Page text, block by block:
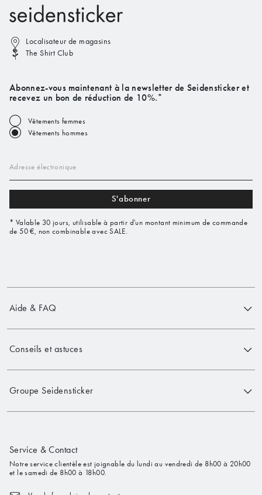
Localisateur de magasins
The Shirt Club
Abonnez-vous maintenant à la newsletter de Seidensticker et
recevez un bon de réduction de 10%.*
Vêtements femmes
Vêtements hommes
Adresse électronique
S'abonner
* Valable 30 jours, utilisable à partir d'un montant minimum de commande
de 50 €, non combinable avec SALE.
Aide & FAQ
Conseils et astuces
Groupe Seidensticker
Service & Contact
Notre service clientèle est joignable du lundi au vendredi de 8h00 à 20h00
et le samedi de 8h00 à 18h00.